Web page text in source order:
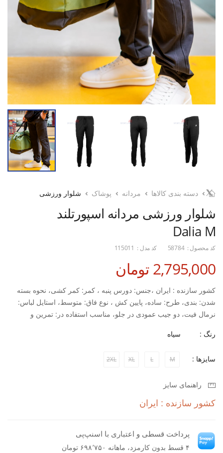
دسته بندی کالاها مردانه پوشاک شلوار ورزشی
شلوار ورزشی مردانه اسپورتلند
Dalia M
کد محصول : 58784 کد مدل : 115011
2,795,000 تومان
کشور سازنده : ایران ،جنس: دورس پنبه ، کمر: کمر کشی، نحوه بسته
شدن: بندی، طرح: ساده، پایین کش ، نوع فاق: متوسط، استایل لباس:
نرمال فیت، دو جیب عمودی در جلو، مناسب استفاده در: تمرین و
رنگ :
سیاه
سایزها : M
L
XL
2XL
راهنمای سایز
کشور سازنده : ایران
پرداخت قسطی و اعتباری با اسنپ‌پی
۴ قسط بدون کارمزد، ماهانه ۶۹۸٬۷۵۰ تومان